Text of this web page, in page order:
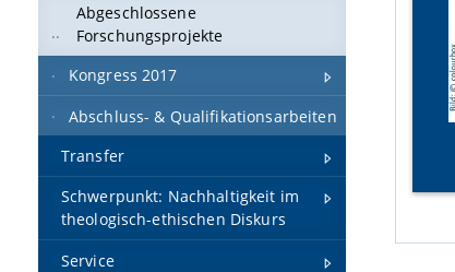
Abgeschlossene
Forschungsprojekte
Kongress 2017
Abschluss- & Qualifikationsarbeiten
Transfer
Schwerpunkt: Nachhaltigkeit im
theologisch-ethischen Diskurs
Service